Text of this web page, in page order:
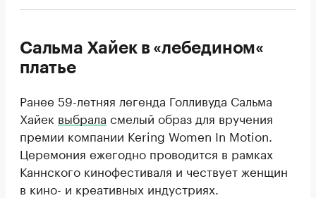
Сальма Хайек в «лебедином«
платье
Ранее 59-летняя легенда Голливуда Сальма
Хайек выбрала смелый образ для вручения
премии компании Kering Women In Motion.
Церемония ежегодно проводится в рамках
Каннского кинофестиваля и чествует женщин
в кино- и креативных индустриях.